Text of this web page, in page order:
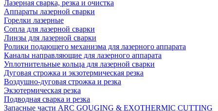
Лазерная сварка, резка и очистка
Аппараты лазерной сварки
Горелки лазерные
Сопла для лазерной сварки
Линзы для лазерной сварки
Ролики подающего механизма для лазерного аппарата
Каналы направляющие для лазерного аппарата
Уплотнительные кольца для лазерной сварки
Дуговая строжка и экзотермическая резка
Воздушно-дуговая строжка и резка
Экзотермическая резка
Подводная сварка и резка
Запасные части ARC GOUGING & EXOTHERMIC CUTTING